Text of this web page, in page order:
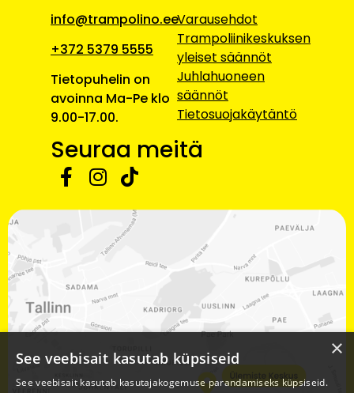
info@trampolino.ee
+372 5379 5555
Tietopuhelin on
avoinna Ma-Pe klo
9.00-17.00.
Varausehdot
Trampoliinikeskuksen
yleiset säännöt
Juhlahuoneen
säännöt
Tietosuojakäytäntö
Seuraa meitä
×
See veebisait kasutab küpsiseid
See veebisait kasutab kasutajakogemuse parandamiseks küpsiseid.